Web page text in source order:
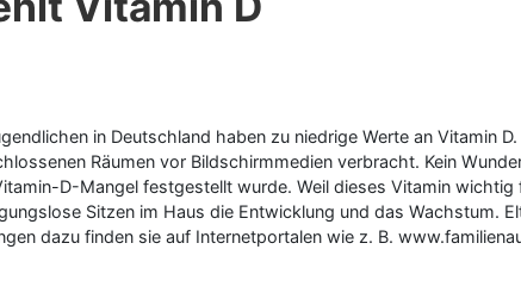
in Deutschland haben zu niedrige Werte an Vitamin
Räumen vor Bildschirmmedien verbracht. Kein
D-Mangel festgestellt wurde. Weil dieses Vitamin
Sitzen im Haus die Entwicklung und das Wachstum.
dazu finden sie auf Internetportalen wie z. B.